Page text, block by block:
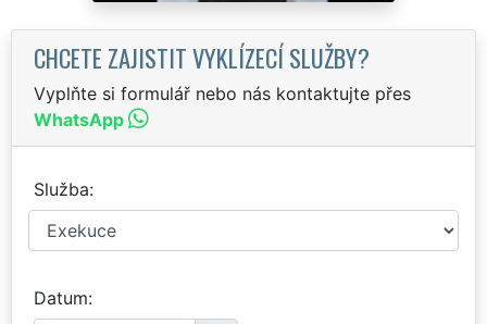
CHCETE ZAJISTIT VYKLÍZECÍ SLUŽBY?
Vyplňte si formulář nebo nás kontaktujte přes
WhatsApp
Služba
Datum